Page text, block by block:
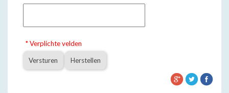
* Verplichte velden
Versturen Herstellen